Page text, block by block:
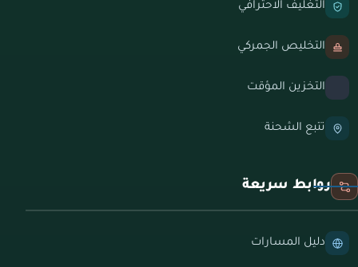
التغليف الاحترافي
التخليص الجمركي
التخزين المؤقت
تتبع الشحنة
روابط سريعة
دليل المسارات